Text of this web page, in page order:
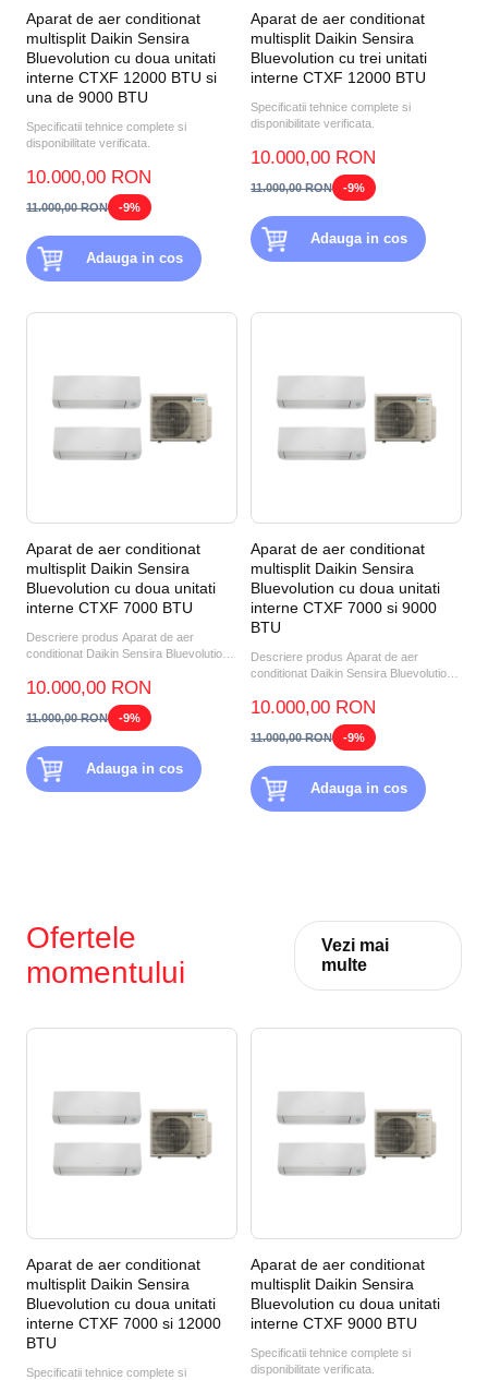
Aparat de aer conditionat
multisplit Daikin Sensira
Bluevolution cu doua unitati
interne CTXF 12000 BTU si
una de 9000 BTU
Specificatii tehnice complete si
disponibilitate verificata.
10.000,00 RON
11.000,00 RON -9%
Adauga in cos
Aparat de aer conditionat
multisplit Daikin Sensira
Bluevolution cu trei unitati
interne CTXF 12000 BTU
Specificatii tehnice complete si
disponibilitate verificata.
10.000,00 RON
11.000,00 RON -9%
Adauga in cos
Aparat de aer conditionat
multisplit Daikin Sensira
Bluevolution cu doua unitati
interne CTXF 7000 BTU
Descriere produs Aparat de aer
conditionat Daikin Sensira Bluevolution
10.000,00 RON
11.000,00 RON -9%
Adauga in cos
Aparat de aer conditionat
multisplit Daikin Sensira
Bluevolution cu doua unitati
interne CTXF 7000 si 9000
BTU
Descriere produs Aparat de aer
conditionat Daikin Sensira Bluevolution
10.000,00 RON
11.000,00 RON -9%
Adauga in cos
Ofertele
momentului
Vezi mai
multe
Aparat de aer conditionat
multisplit Daikin Sensira
Bluevolution cu doua unitati
interne CTXF 7000 si 12000
BTU
Specificatii tehnice complete si
Aparat de aer conditionat
multisplit Daikin Sensira
Bluevolution cu doua unitati
interne CTXF 9000 BTU
Specificatii tehnice complete si
disponibilitate verificata.